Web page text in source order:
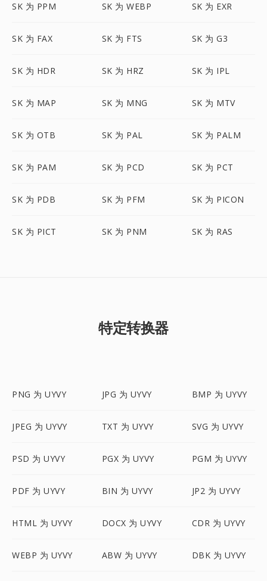
SK 为 PPM SK 为 WEBP SK 为 EXR
SK 为 FAX SK 为 FTS SK 为 G3
SK 为 HDR SK 为 HRZ SK 为 IPL
SK 为 MAP SK 为 MNG SK 为 MTV
SK 为 OTB SK 为 PAL SK 为 PALM
SK 为 PAM SK 为 PCD SK 为 PCT
SK 为 PDB SK 为 PFM SK 为 PICON
SK 为 PICT SK 为 PNM SK 为 RAS
特定转换器
PNG 为 UYVY JPG 为 UYVY BMP 为 UYVY
JPEG 为 UYVY TXT 为 UYVY SVG 为 UYVY
PSD 为 UYVY PGX 为 UYVY PGM 为 UYVY
PDF 为 UYVY BIN 为 UYVY JP2 为 UYVY
HTML 为 UYVY DOCX 为 UYVY CDR 为 UYVY
WEBP 为 UYVY ABW 为 UYVY DBK 为 UYVY